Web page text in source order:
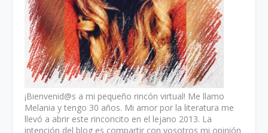
¡Bienvenid@s a mi pequeño rincón virtual! Me llamo
Melania y tengo 30 años. Mi amor por la literatura me
llevó a abrir este rinconcito en el lejano 2013. La
intención del blog es compartir con vosotros mi opinión